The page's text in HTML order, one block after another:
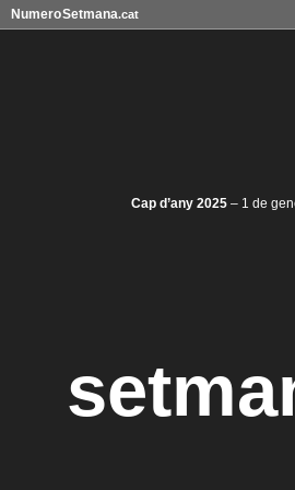
Cap d’any 2025– 1 de
NumeroSetmana.cat